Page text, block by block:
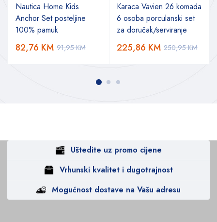
Nautica Home Kids
Anchor Set posteljine
100% pamuk
91,95KM
82,76 KM
Karaca Vavien 26 komada
6 osoba porculanski set
za doručak/serviranje
250,95KM
225,86 KM
Uštedite uz promo cijene
Vrhunski kvalitet i dugotrajnost
Mogućnost dostave na Vašu adresu